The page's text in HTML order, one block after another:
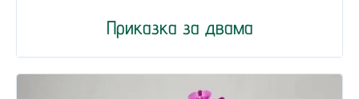
Приказка за двама